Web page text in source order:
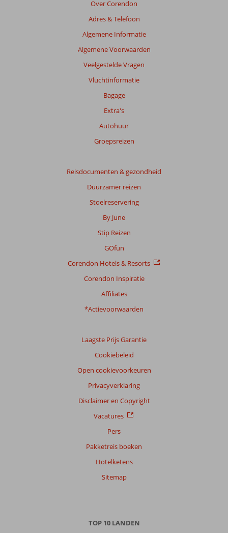
Over Corendon
Adres & Telefoon
Algemene Informatie
Algemene Voorwaarden
Veelgestelde Vragen
Vluchtinformatie
Bagage
Extra's
Autohuur
Groepsreizen
Reisdocumenten & gezondheid
Duurzamer reizen
Stoelreservering
By June
Stip Reizen
GOfun
Corendon Hotels & Resorts
Corendon Inspiratie
Affiliates
*Actievoorwaarden
Laagste Prijs Garantie
Cookiebeleid
Open cookievoorkeuren
Privacyverklaring
Disclaimer en Copyright
Vacatures
Pers
Pakketreis boeken
Hotelketens
Sitemap
TOP 10 LANDEN